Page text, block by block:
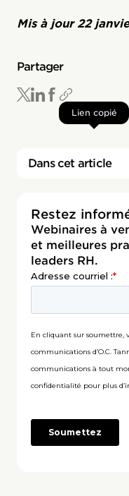
Mis à jour 22
Partager
Lien copié
Dans cet article
Restez
Webinaires à
et meilleures
leaders RH.